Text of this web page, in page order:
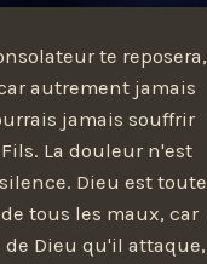
te reposera,
autrement jamais
jamais souffrir
La douleur n'est
Dieu est toute
tous les maux, car
Dieu qu'il attaque,